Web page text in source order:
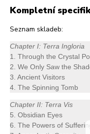
Kompletní
Seznam skladeb:
Chapter I: Terra Ingloria
1. Through the Crystal
2. We Only Saw the
3. Ancient Visitors
4. The Spinning Tomb
Chapter II: Terra Vis
5. Obsidian Eyes
6. The Powers of